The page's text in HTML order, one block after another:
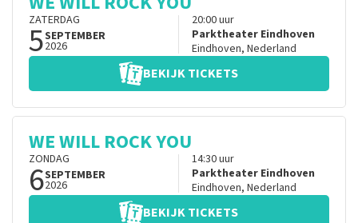
ZATERDAG
5SEPTEMBER
2026
20:00uur
Parktheater Eindhoven
Eindhoven, Nederland
BEKIJK TICKETS
WE WILL ROCK YOU
ZONDAG
6SEPTEMBER
2026
14:30uur
Parktheater Eindhoven
Eindhoven, Nederland
BEKIJK TICKETS